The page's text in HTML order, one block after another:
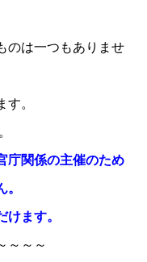
のは一つもありませ
。
庁関係の主催のため
ます。
～～～